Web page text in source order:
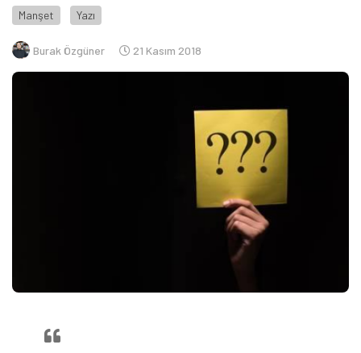
Manşet Yazı
Burak Özgüner 21 Kasım 2018